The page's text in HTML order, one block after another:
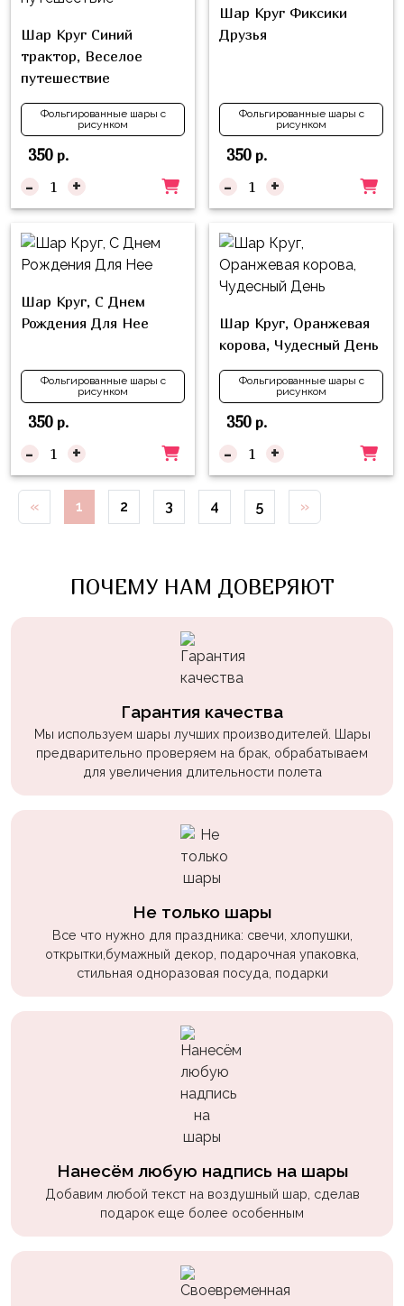
Шар Круг Синий
трактор, Веселое
путешествие
Фольгированные шары с
рисунком
350р.
- +
Шар Круг Фиксики
Друзья
Фольгированные шары с
рисунком
350р.
- +
Шар Круг, С Днем
Рождения Для Нее
Фольгированные шары с
рисунком
350р.
- +
Шар Круг, Оранжевая
корова, Чудесный День
Фольгированные шары с
рисунком
350р.
- +
« 1 2 3 4 5 »
ПОЧЕМУ НАМ ДОВЕРЯЮТ
Гарантия качества
Мы используем шары лучших производителей. Шары
предварительно проверяем на брак, обрабатываем
для увеличения длительности полета
Не только шары
Все что нужно для праздника: свечи, хлопушки,
открытки,бумажный декор, подарочная упаковка,
стильная одноразовая посуда, подарки
Нанесём любую надпись на шары
Добавим любой текст на воздушный шар, сделав
подарок еще более особенным
Куклы
ЛОЛ
Для
Него
Для
Транспорт
Техника
Животные
Звёздные
Войны
Уэнсдэй
Трансформеры
Фрукты
Девочкам
Недетские
(18+)